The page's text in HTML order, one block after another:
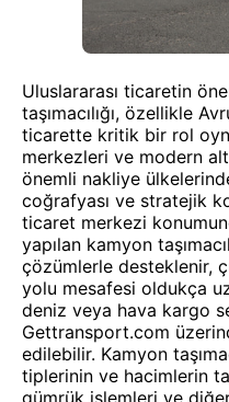
Uluslararası ticaretin
taşımacılığı, özellikle
ticarette kritik bir rol
merkezleri ve modern
önemli nakliye
coğrafyası ve stratejik
ticaret merkezi
yapılan kamyon
çözümlerle desteklenir,
yolu mesafesi oldukça
deniz veya hava kargo
Gettransport.com
edilebilir. Kamyon
tiplerinin ve hacimlerin
gümrük işlemleri ve